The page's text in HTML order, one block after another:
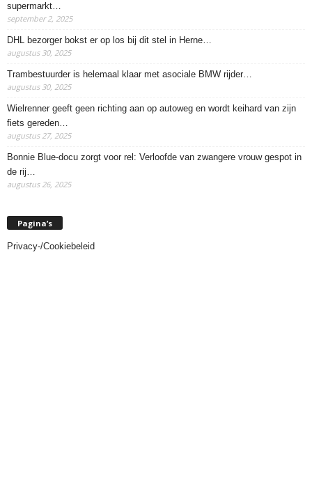
supermarkt…
september 2, 2025
DHL bezorger bokst er op los bij dit stel in Herne…
augustus 30, 2025
Trambestuurder is helemaal klaar met asociale BMW rijder…
augustus 30, 2025
Wielrenner geeft geen richting aan op autoweg en wordt keihard van zijn
fiets gereden…
augustus 27, 2025
Bonnie Blue-docu zorgt voor rel: Verloofde van zwangere vrouw gespot in
de rij…
augustus 26, 2025
Pagina’s
Privacy-/Cookiebeleid